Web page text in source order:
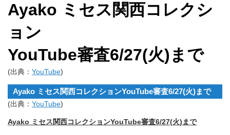
Ayako ミセス関西コレクシ
ョン
YouTube審査6/27(火)まで
(出典： YouTube)
Ayako ミセス関西コレクションYouTube審査6/27(火)まで
(出典： YouTube)
Ayako ミセス関西コレクションYouTube審査6/27(火)まで